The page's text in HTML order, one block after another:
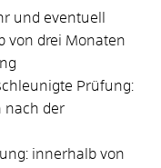
und eventuell
von drei Monaten
Prüfung:
nach der
innerhalb von